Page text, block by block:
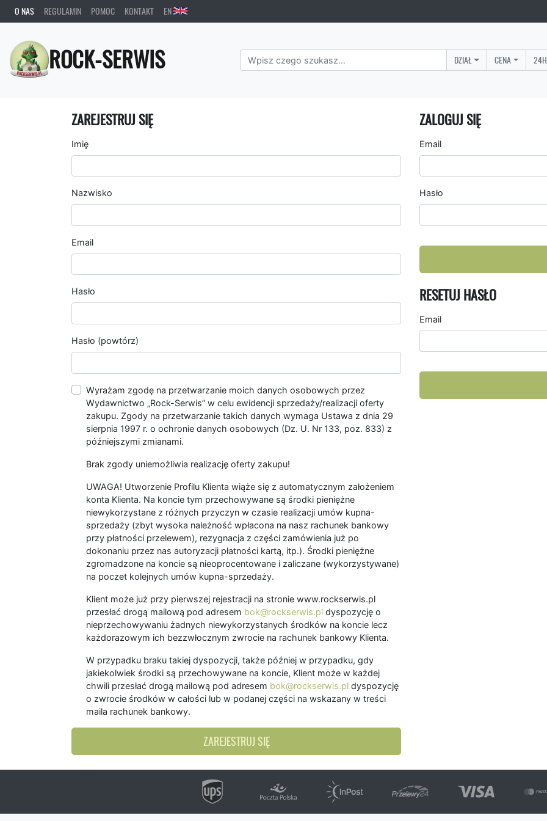
O NAS REGULAMIN POMOC KONTAKT EN
ROCK-SERWIS DZIAŁ CENA
ZAREJESTRUJ SIĘ
Imię
Nazwisko
Email
Hasło
Hasło (powtórz)
Wyrażam zgodę na przetwarzanie moich danych osobowych przez
Wydawnictwo „Rock-Serwis” w celu ewidencji sprzedaży/realizacji oferty
zakupu. Zgody na przetwarzanie takich danych wymaga Ustawa z dnia 29
sierpnia 1997 r. o ochronie danych osobowych (Dz. U. Nr 133, poz. 833) z
późniejszymi zmianami.
Brak zgody uniemożliwia realizację oferty zakupu!
UWAGA! Utworzenie Profilu Klienta wiąże się z automatycznym założeniem
konta Klienta. Na koncie tym przechowywane są środki pieniężne
niewykorzystane z różnych przyczyn w czasie realizacji umów kupna-
sprzedaży (zbyt wysoka należność wpłacona na nasz rachunek bankowy
przy płatności przelewem), rezygnacja z części zamówienia już po
dokonaniu przez nas autoryzacji płatności kartą, itp.). Środki pieniężne
zgromadzone na koncie są nieoprocentowane i zaliczane (wykorzystywane)
na poczet kolejnych umów kupna-sprzedaży.
Klient może już przy pierwszej rejestracji na stronie www.rockserwis.pl
przesłać drogą mailową pod adresem bok@rockserwis.pl dyspozycję o
nieprzechowywaniu żadnych niewykorzystanych środków na koncie lecz
każdorazowym ich bezzwłocznym zwrocie na rachunek bankowy Klienta.
W przypadku braku takiej dyspozycji, także później w przypadku, gdy
jakiekolwiek środki są przechowywane na koncie, Klient może w każdej
chwili przesłać drogą mailową pod adresem bok@rockserwis.pl dyspozycję
o zwrocie środków w całości lub w podanej części na wskazany w treści
maila rachunek bankowy.
ZAREJESTRUJ SIĘ
ZALOGUJ SIĘ
Email
Hasło
RESETUJ HASŁO
Email